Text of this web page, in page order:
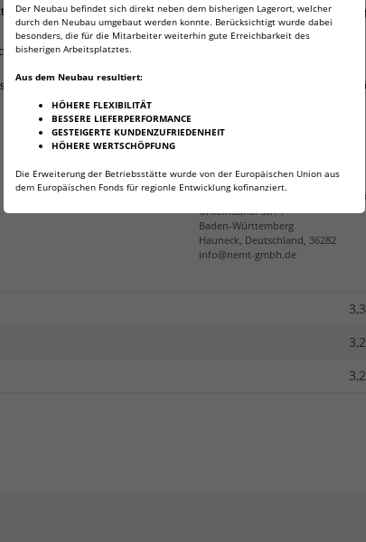
Der Neubau befindet sich direkt neben dem bisherigen Lagerort, welcher
durch den Neubau umgebaut werden konnte. Berücksichtigt wurde dabei
besonders, die für die Mitarbeiter weiterhin gute Erreichbarkeit des
bisherigen Arbeitsplatztes.
Aus dem Neubau resultiert:
HÖHERE FLEXIBILITÄT
BESSERE LIEFERPERFORMANCE
GESTEIGERTE KUNDENZUFRIEDENHEIT
HÖHERE WERTSCHÖPFUNG
Die Erweiterung der Betriebsstätte wurde von der Europäischen Union aus
dem Europäischen Fonds für regionle Entwicklung kofinanziert.
ist ungiftig. Daher können die Kühlakkus auch zur
gereinigt werden.
Shop. Wir haben noch andere Varianten, Leistungsklassen und
Angaben zur Produktsicherheit
verantwortliche Person:
NEMT Neuschäfer Euro Multi Trade
Unterhauner Str. 1
Baden-Württemberg
Hauneck, Deutschland, 36282
info@nemt-gmbh.de